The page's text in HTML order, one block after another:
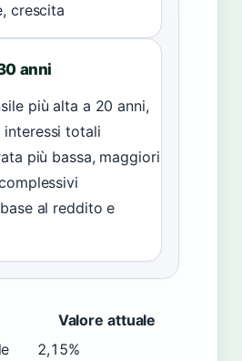
crescita
anni
più alta a 20 anni,
interessi totali
più bassa, maggiori
al reddito e
Valore attuale
2,15%